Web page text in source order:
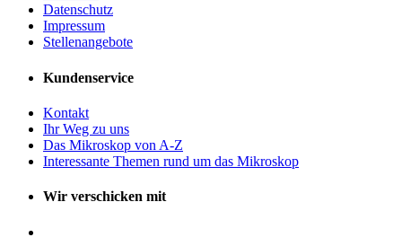
Datenschutz
Impressum
Stellenangebote
Kundenservice
Kontakt
Ihr Weg zu uns
Das Mikroskop von A-Z
Interessante Themen rund um das Mikroskop
Wir verschicken mit